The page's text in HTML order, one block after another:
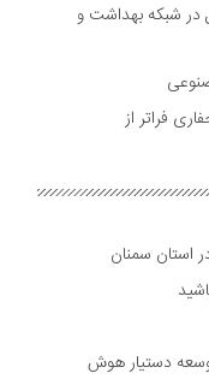
در شبکه بهداشت و
فراتر از
استان سمنان
دستیار هوش